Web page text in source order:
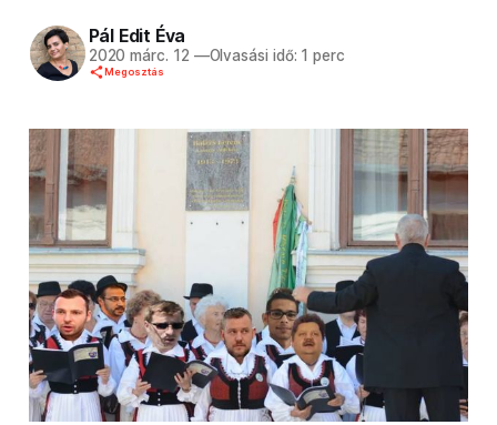
Pál Edit Éva
2020 márc. 12 —Olvasási idő: 1 perc
Megosztás